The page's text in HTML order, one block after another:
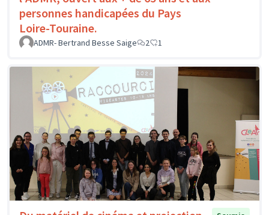
personnes handicapées du Pays
Loire-Touraine.
ADMR- Bertrand Besse Saige 2 1